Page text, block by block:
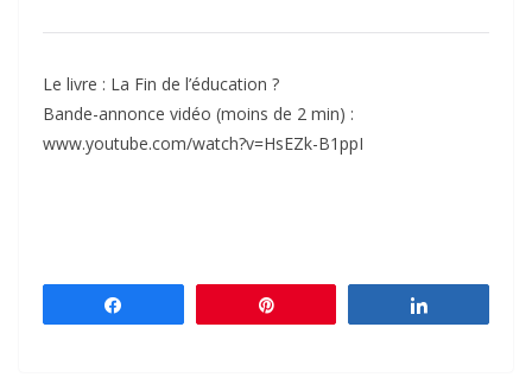
Le livre : La Fin de l’éducation ?
Bande-annonce vidéo (moins de 2 min) :
www.youtube.com/watch?v=HsEZk-B1ppI